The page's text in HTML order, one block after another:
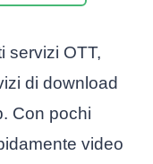
servizi OTT,
di download
Con pochi
video